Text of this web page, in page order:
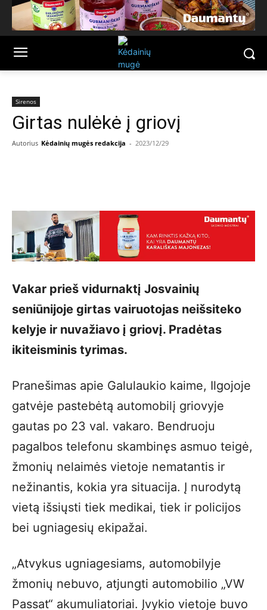
Sirenos
Girtas nulėkė į griovį
Autorius Kėdainių mugės redakcija - 2023/12/29
Vakar prieš vidurnaktį Josvainių
seniūnijoje girtas vairuotojas neišsiteko
kelyje ir nuvažiavo į griovį. Pradėtas
ikiteisminis tyrimas.
Pranešimas apie Galulaukio kaime, Ilgojoje
gatvėje pastebėtą automobilį griovyje
gautas po 23 val. vakaro. Bendruoju
pagalbos telefonu skambinęs asmuo teigė,
žmonių nelaimės vietoje nematantis ir
nežinantis, kokia yra situacija. Į nurodytą
vietą išsiųsti tiek medikai, tiek ir policijos
bei ugniagesių ekipažai.
„Atvykus ugniagesiams, automobilyje
žmonių nebuvo, atjungti automobilio „VW
Passat“ akumuliatoriai. Įvykio vietoje buvo